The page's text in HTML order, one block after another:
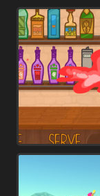
свежего лимона.